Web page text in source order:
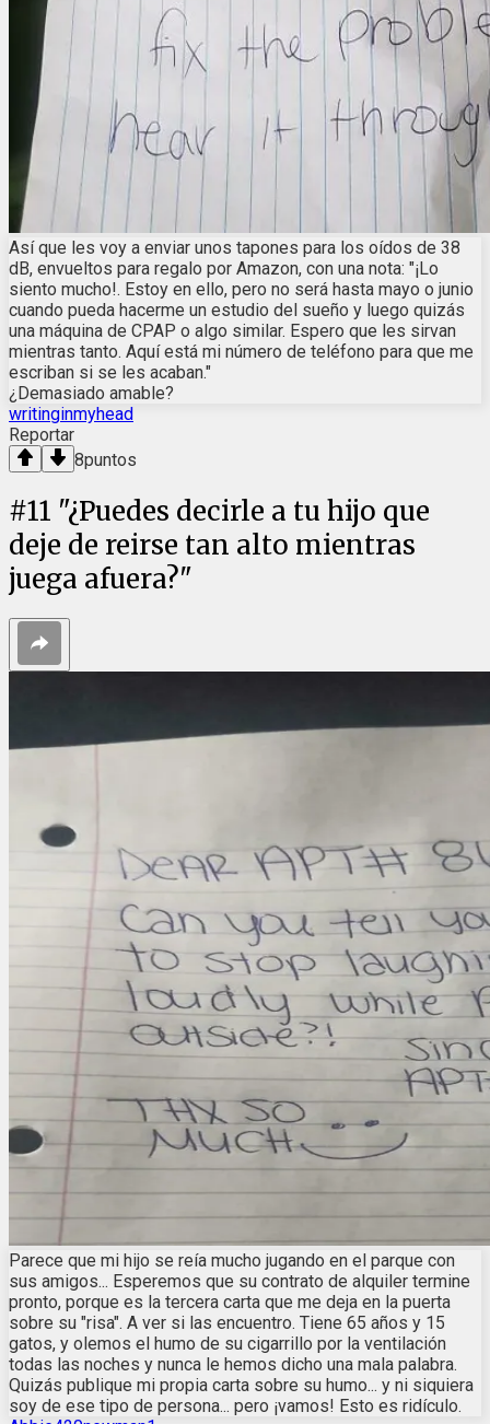
Así que les voy a enviar unos tapones para los oídos de 38
dB, envueltos para regalo por Amazon, con una nota: "¡Lo
siento mucho!. Estoy en ello, pero no será hasta mayo o junio
cuando pueda hacerme un estudio del sueño y luego quizás
una máquina de CPAP o algo similar. Espero que les sirvan
mientras tanto. Aquí está mi número de teléfono para que me
escriban si se les acaban."
¿Demasiado amable?
writinginmyhead
Reportar
8puntos
#11 "¿Puedes decirle a tu hijo que
deje de reirse tan alto mientras
juega afuera?"
Parece que mi hijo se reía mucho jugando en el parque con
sus amigos... Esperemos que su contrato de alquiler termine
pronto, porque es la tercera carta que me deja en la puerta
sobre su "risa". A ver si las encuentro. Tiene 65 años y 15
gatos, y olemos el humo de su cigarrillo por la ventilación
todas las noches y nunca le hemos dicho una mala palabra.
Quizás publique mi propia carta sobre su humo... y ni siquiera
soy de ese tipo de persona... pero ¡vamos! Esto es ridículo.